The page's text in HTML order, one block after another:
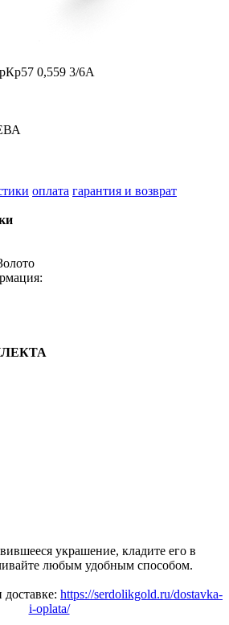
0,559 3/6А
оплата гарантия и возврат
украшение, кладите его в
любым удобным способом.
https://serdolikgold.ru/dostavka-
i-oplata/